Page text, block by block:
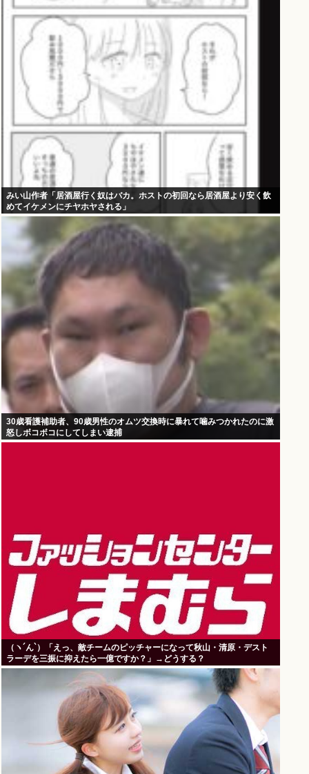
みい山作者「居酒屋行く奴はバカ。ホストの初回なら居酒屋より安く飲
めてイケメンにチヤホヤされる」
30歳看護補助者、90歳男性のオムツ交換時に暴れて噛みつかれたのに激
怒しボコボコにしてしまい逮捕
（ヽ´ん`）「えっ、敵チームのピッチャーになって秋山・清原・デスト
ラーデを三振に抑えたら一億ですか？」→どうする？